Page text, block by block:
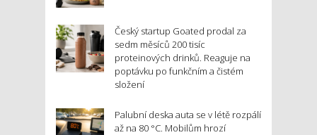
Český startup Goated prodal za
sedm měsíců 200 tisíc
proteinových drinků. Reaguje na
poptávku po funkčním a čistém
složení
Palubní deska auta se v létě rozpálí
až na 80 °C. Mobilům hrozí